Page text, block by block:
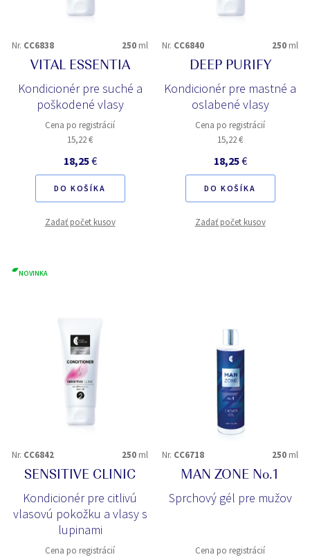
Nr. CC6838 250 ml
VITAL ESSENTIA
Kondicionér pre suché a
poškodené vlasy
Cena po registrácií
15,22 €
18,25€
DO KOŠÍKA
Zadať počet kusov
Nr. CC6840 250 ml
DEEP PURIFY
Kondicionér pre mastné a
oslabené vlasy
Cena po registrácií
15,22 €
18,25€
DO KOŠÍKA
Zadať počet kusov
NOVINKA
Nr. CC6842 250 ml
SENSITIVE CLINIC
Kondicionér pre citlivú
vlasovú pokožku a vlasy s
lupinami
Cena po registrácií
Nr. CC6718 250 ml
MAN ZONE No.1
Sprchový gél pre mužov
Cena po registrácií